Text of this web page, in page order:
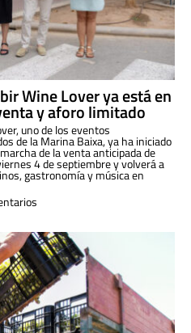
Wine Lover ya está en
y aforo limitado
uno de los eventos
de la Marina Baixa, ya ha iniciado
de la venta anticipada de
4 de septiembre y volverá a
gastronomía y música en